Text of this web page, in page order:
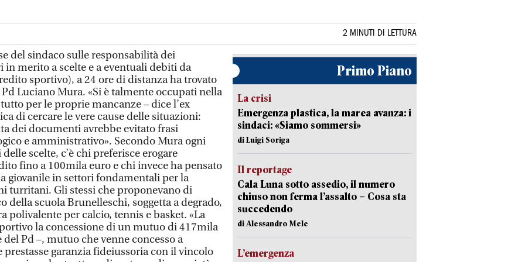
2 MINUTI DI LETTURA
del sindaco sulle responsabilità dei
merito a scelte e a eventuali debiti da
sportivo), a 24 ore di distanza ha trovato
Luciano Mura. «Si è talmente occupati nella
per le proprie mancanze – dice l’ex
di cercare le vere cause delle situazioni:
dei documenti avrebbe evitato frasi
e amministrativo». Secondo Mura ogni
scelte, c’è chi preferisce erogare
fino a 100mila euro e chi invece ha pensato
giovanile in settori fondamentali per la
turritani. Gli stessi che proponevano di
della scuola Brunelleschi, soggetta a degrado,
polivalente per calcio, tennis e basket. «La
la concessione di un mutuo di 417mila
Pd –, mutuo che venne concesso a
garanzia fideiussoria con il vincolo
Primo Piano
La crisi
Emergenza plastica, la marea avanza: i
sindaci: «Siamo sommersi»
di Luigi Soriga
Il reportage
Cala Luna sotto assedio, il numero
chiuso non ferma l’assalto – Cosa sta
succedendo
di Alessandro Mele
L’emergenza